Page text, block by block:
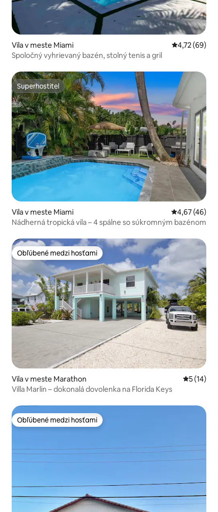
Vila v meste Miami Priemerné
4,72 (69)
Spoločný vyhrievaný bazén, stolný tenis a gril
Superhostiteľ
Superhostiteľ
Vila v meste Miami Priemerné
4,67 (46)
Nádherná tropická vila – 4 spálne so súkromným bazénom
Obľúbené medzi hosťami
Obľúbené medzi hosťami
Vila v meste Marathon
5 (14)
Villa Marlin – dokonalá dovolenka na Florida Keys
Obľúbené medzi hosťami
Obľúbené medzi hosťami